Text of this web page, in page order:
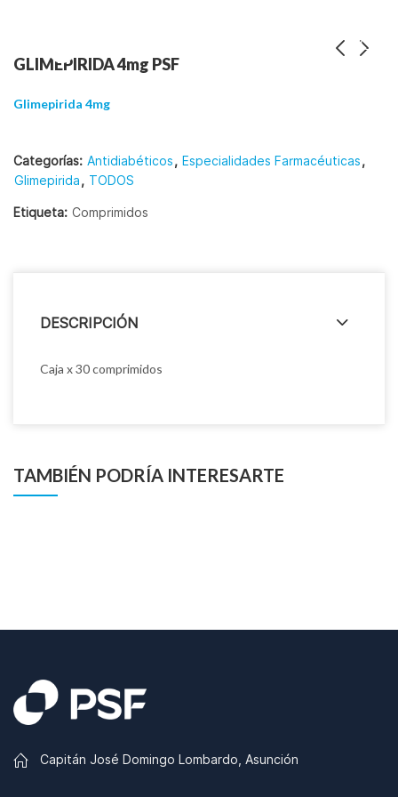
GLIMEPIRIDA 4mg PSF
Glimepirida 4mg
Categorías: Antidiabéticos, Especialidades Farmacéuticas,
Glimepirida, TODOS
Etiqueta: Comprimidos
DESCRIPCIÓN
Caja x 30 comprimidos
TAMBIÉN PODRÍA INTERESARTE
Capitán José Domingo Lombardo, Asunción